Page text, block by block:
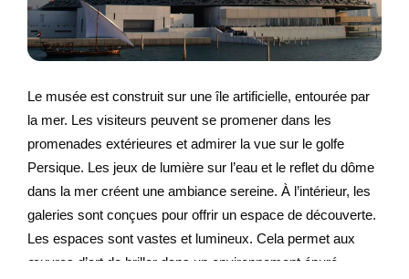
Le musée est construit sur une île artificielle, entourée par
la mer. Les visiteurs peuvent se promener dans les
promenades extérieures et admirer la vue sur le golfe
Persique. Les jeux de lumière sur l’eau et le reflet du dôme
dans la mer créent une ambiance sereine. À l’intérieur, les
galeries sont conçues pour offrir un espace de découverte.
Les espaces sont vastes et lumineux. Cela permet aux
œuvres d’art de briller dans un environnement épuré.